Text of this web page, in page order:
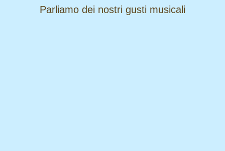
​​​​​​​Parliamo dei nostri gusti musicali